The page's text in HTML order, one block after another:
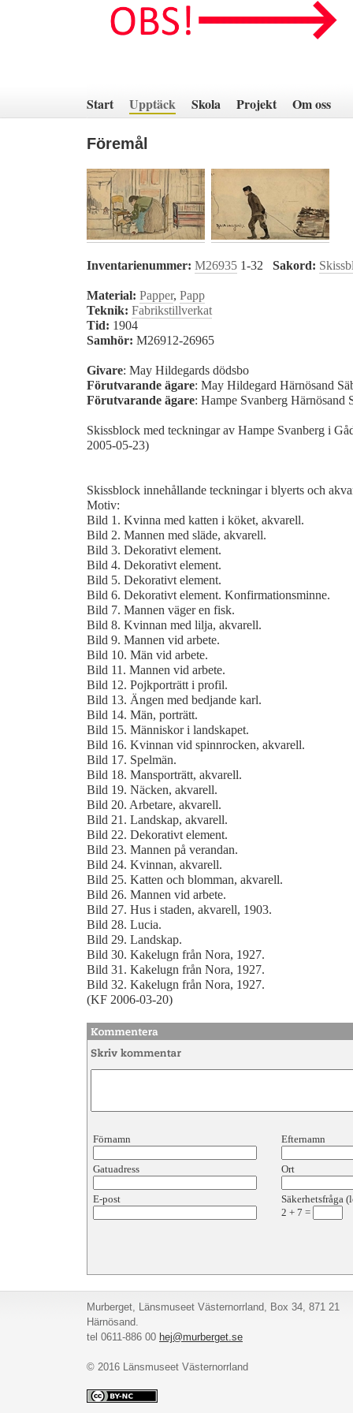
innehåll
Start Upptäck Skola Projekt Om oss
Föremål
Inventarienummer: M26935 1-32 Sakord:
Material: Papper, Papp
Teknik: Fabrikstillverkat
Tid: 1904
Samhör: M26912-26965
Givare: May Hildegards dödsbo
Förutvarande ägare: May Hildegard Härnösand
Förutvarande ägare: Hampe Svanberg Härnösand
Skissblock med teckningar av Hampe Svanberg i
2005-05-23)
Skissblock innehållande teckningar i blyerts och
Motiv:
Bild 1. Kvinna med katten i köket, akvarell.
Bild 2. Mannen med släde, akvarell.
Bild 3. Dekorativt element.
Bild 4. Dekorativt element.
Bild 5. Dekorativt element.
Bild 6. Dekorativt element. Konfirmationsminne.
Bild 7. Mannen väger en fisk.
Bild 8. Kvinnan med lilja, akvarell.
Bild 9. Mannen vid arbete.
Bild 10. Män vid arbete.
Bild 11. Mannen vid arbete.
Bild 12. Pojkporträtt i profil.
Bild 13. Ängen med bedjande karl.
Bild 14. Män, porträtt.
Bild 15. Människor i landskapet.
Bild 16. Kvinnan vid spinnrocken, akvarell.
Bild 17. Spelmän.
Bild 18. Mansporträtt, akvarell.
Bild 19. Näcken, akvarell.
Bild 20. Arbetare, akvarell.
Bild 21. Landskap, akvarell.
Bild 22. Dekorativt element.
Bild 23. Mannen på verandan.
Bild 24. Kvinnan, akvarell.
Bild 25. Katten och blomman, akvarell.
Bild 26. Mannen vid arbete.
Bild 27. Hus i staden, akvarell, 1903.
Bild 28. Lucia.
Bild 29. Landskap.
Bild 30. Kakelugn från Nora, 1927.
Bild 31. Kakelugn från Nora, 1927.
Bild 32. Kakelugn från Nora, 1927.
(KF 2006-03-20)
Förnamn Efternamn
Gatuadress Ort
E-post
Säkerhetsfråga
2 + 7 =
Murberget, Länsmuseet Västernorrland, Box 34, 871 21
Härnösand.
tel 0611-886 00 hej@murberget.se
© 2016 Länsmuseet Västernorrland